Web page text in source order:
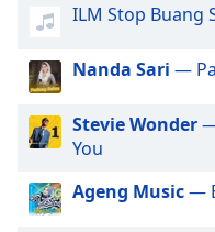
Fullscreen
This
modal
window.
Beginning
ILM Stop Buang
Nanda Sari —
Stevie Wonder
You
Ageng Music—